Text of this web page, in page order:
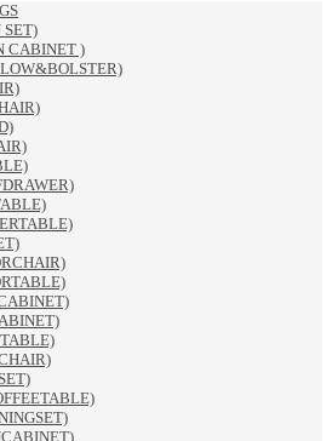
SET)
CABINET )